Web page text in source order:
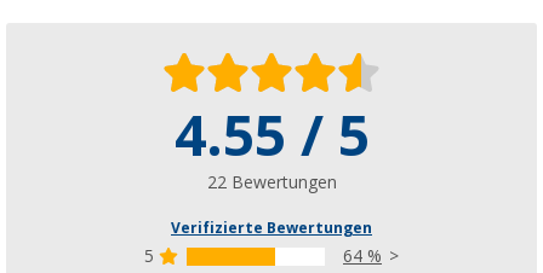
4.55 / 5
22 Bewertungen
Verifizierte Bewertungen
5
64 %